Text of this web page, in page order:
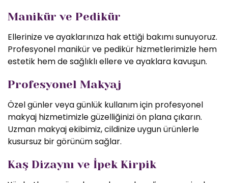
Manikür ve Pedikür
Ellerinize ve ayaklarınıza hak ettiği bakımı sunuyoruz.
Profesyonel manikür ve pedikür hizmetlerimizle hem
estetik hem de sağlıklı ellere ve ayaklara kavuşun.
Profesyonel Makyaj
Özel günler veya günlük kullanım için profesyonel
makyaj hizmetimizle güzelliğinizi ön plana çıkarın.
Uzman makyaj ekibimiz, cildinize uygun ürünlerle
kusursuz bir görünüm sağlar.
Kaş Dizaynı ve İpek Kirpik